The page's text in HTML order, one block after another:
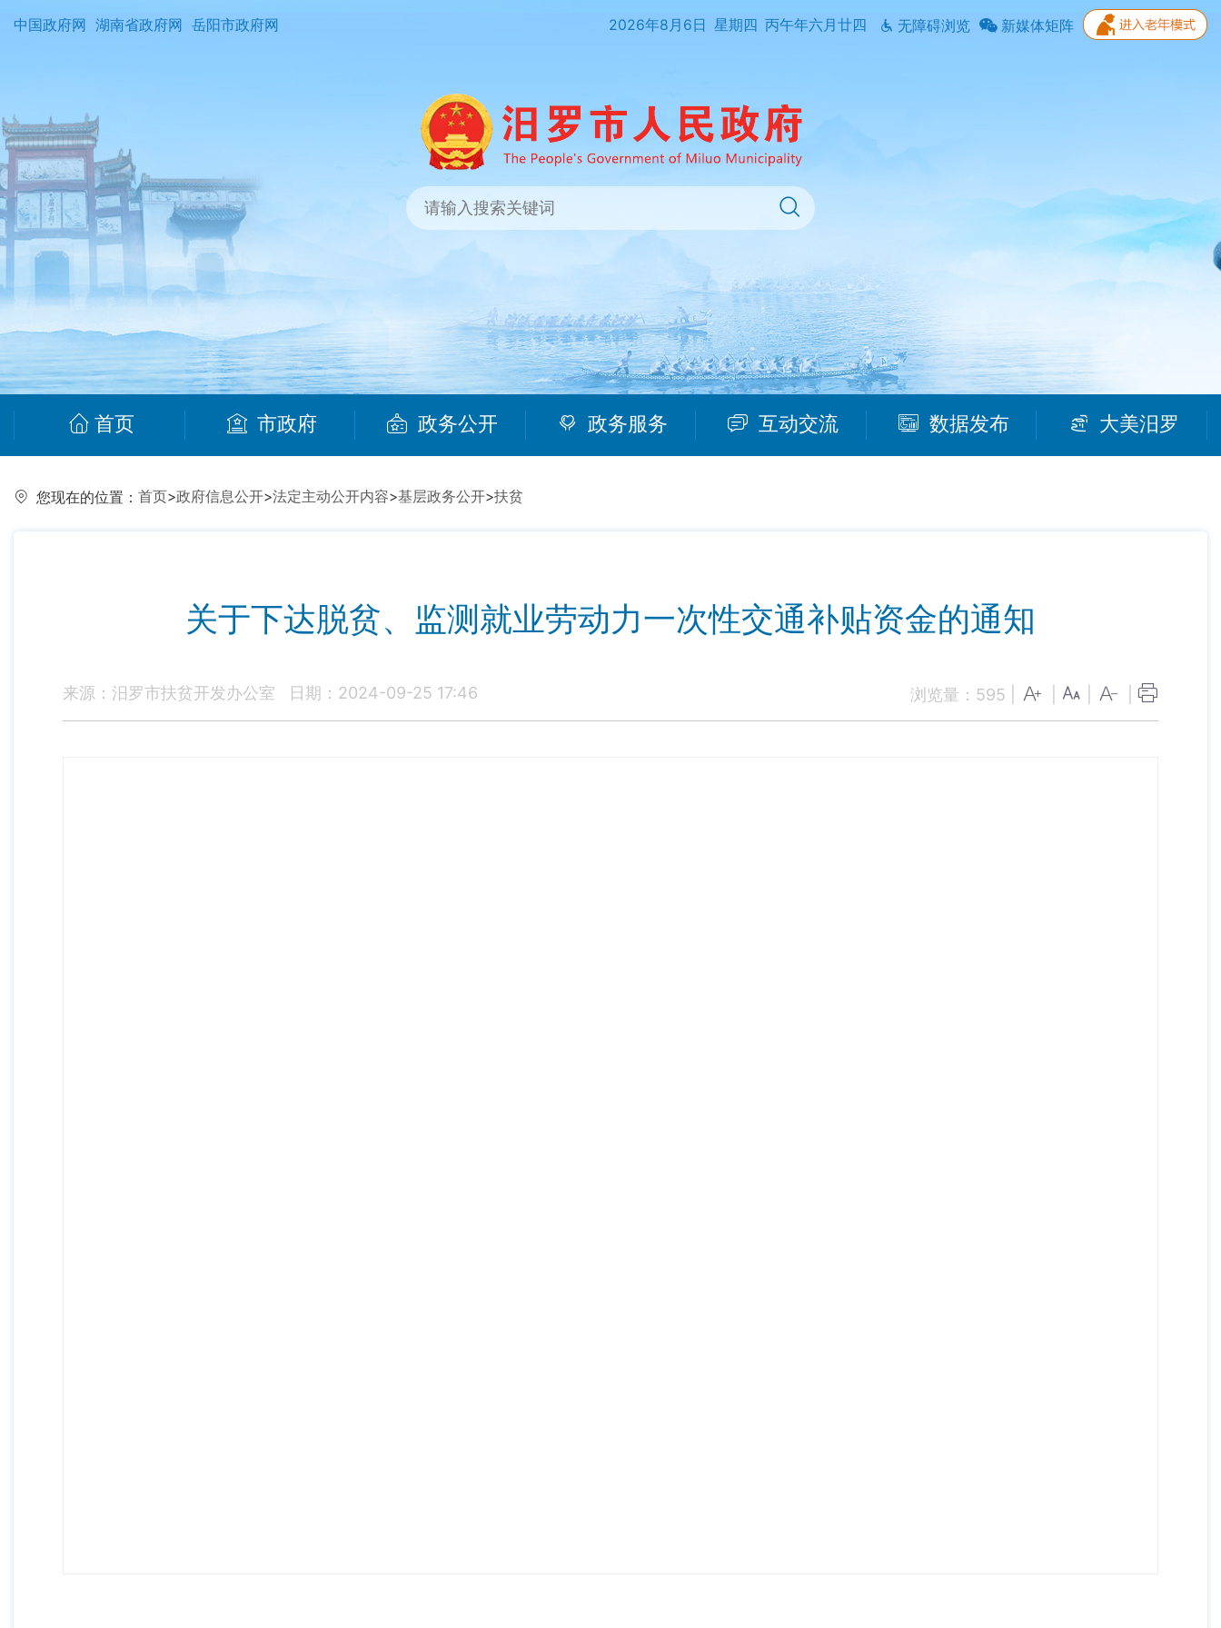
中国政府网 湖南省政府网 岳阳市政府网 2026年8月6日 星期四 丙午年六月廿四 无障碍浏览 新媒体矩阵
首页 市政府 政务公开 政务服务 互动交流 数据发布 大美汨罗
您现在的位置： 首页>政府信息公开>法定主动公开内容>基层政务公开>扶贫
关于下达脱贫、监测就业劳动力一次性交通补贴资金的通知
来源：汨罗市扶贫开发办公室 日期：2024-09-25 17:46 浏览量： 595